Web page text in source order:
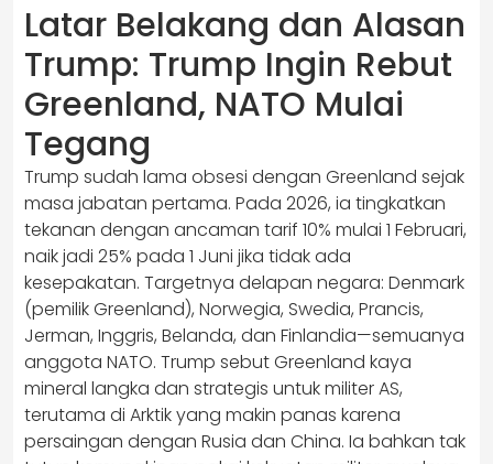
Latar Belakang dan Alasan
Trump: Trump Ingin Rebut
Greenland, NATO Mulai
Tegang
Trump sudah lama obsesi dengan Greenland sejak
masa jabatan pertama. Pada 2026, ia tingkatkan
tekanan dengan ancaman tarif 10% mulai 1 Februari,
naik jadi 25% pada 1 Juni jika tidak ada
kesepakatan. Targetnya delapan negara: Denmark
(pemilik Greenland), Norwegia, Swedia, Prancis,
Jerman, Inggris, Belanda, dan Finlandia—semuanya
anggota NATO. Trump sebut Greenland kaya
mineral langka dan strategis untuk militer AS,
terutama di Arktik yang makin panas karena
persaingan dengan Rusia dan China. Ia bahkan tak